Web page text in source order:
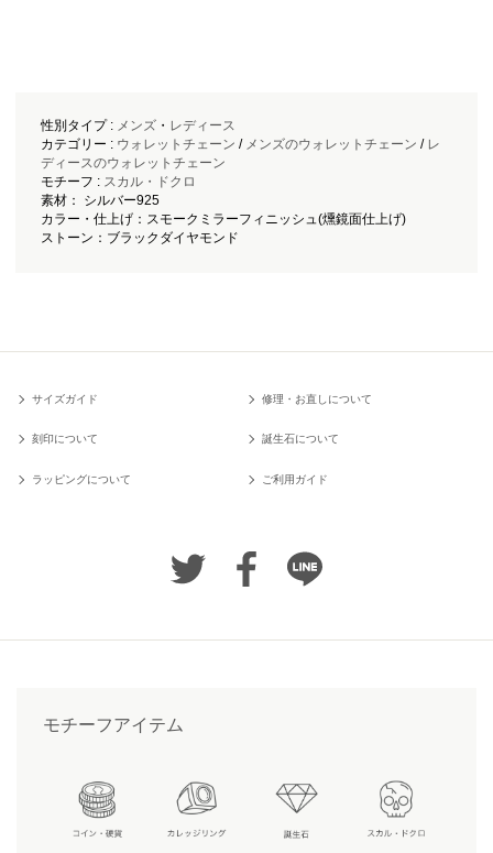
性別タイプ : メンズ・ レディース
カテゴリー : ウォレットチェーン / メンズのウォレットチェーン / レ
ディースのウォレットチェーン
モチーフ : スカル・ドクロ
素材： シルバー925
カラー・仕上げ：スモークミラーフィニッシュ(燻鏡面仕上げ)
ストーン：ブラックダイヤモンド
サイズガイド 修理・お直しについて
刻印について 誕生石について
ラッピングについて ご利用ガイド
モチーフアイテム